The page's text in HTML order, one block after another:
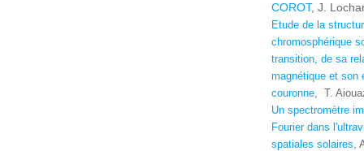
COROT, J.
Etude de la
chromosphérique
transition, de sa
magnétique et son
couronne, T.
Un spectromètre
Fourier dans
spatiales solaires,